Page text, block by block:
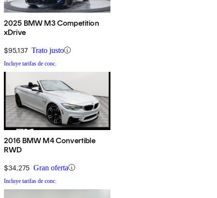
2025 BMW M3 Competition
xDrive
$95,137 Trato justo
Incluye tarifas de conc.
2016 BMW M4 Convertible
RWD
$34,275 Gran oferta
Incluye tarifas de conc.